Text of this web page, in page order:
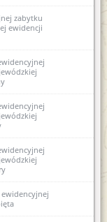
zabytku
ewidencji